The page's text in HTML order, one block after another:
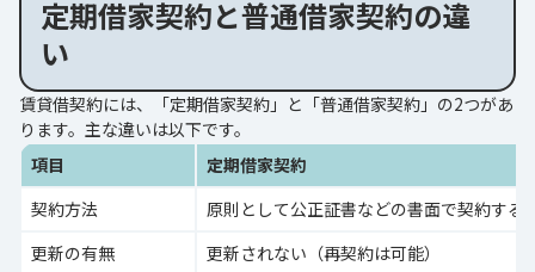
定期借家契約と普通借家契約の違
い
賃貸借契約には、「定期借家契約」と「普通借家契約」の2つがあ
ります。主な違いは以下です。
項目
定期借家契約
契約方法
原則として公正証書などの書面で契約する
更新の有無
更新されない（再契約は可能）